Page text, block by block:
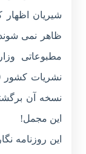
ظاهر نمی
مطبوعاتی
نسخه آن
این مجمل!
این روزنامه